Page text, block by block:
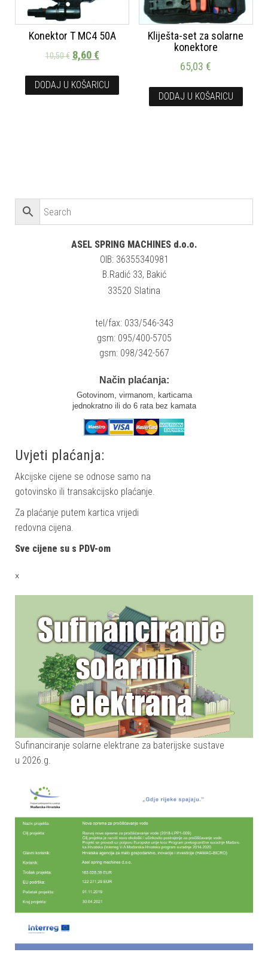
Konektor T MC4 50A
10,50€ 8,60€
DODAJ U KOŠARICU
Kliješta-set za solarne
konektore
65,03€
DODAJ U KOŠARICU
ASEL SPRING MACHINES d.o.o.
OIB: 36355340981
B.Radić 33, Bakić
33520 Slatina
tel/fax: 033/546-343
gsm: 095/400-5705
gsm: 098/342-567
Način plaćanja:
Gotovinom, virmanom, karticama
jednokratno ili do 6 rata bez kamata
Uvjeti plaćanja:
Akcijske cijene se odnose samo na
gotovinsko ili transakcijsko plaćanje.
Za plaćanje putem kartica vrijedi
redovna cijena.
Sve cijene su s PDV-om
×
Sufinanciranje solarne elektrane za baterijske sustave
u 2026.g.